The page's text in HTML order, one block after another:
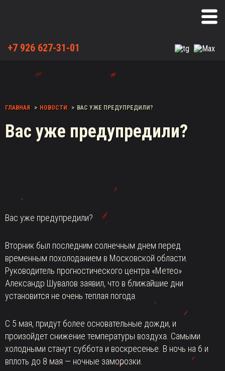
+7 926 627-31-01
ГЛАВНАЯ НОВОСТИ ВАС УЖЕ ПРЕДУПРЕДИЛИ?
Вас уже предупредили?
Вас уже предупредили?
Вторник был последним солнечным днем перед
временным похолоданием в Московской области.
Руководитель прогностического центра «Метео»
Александр Шувалов заявил, что в ближайшие дни
установится не очень теплая погода.
С 5 мая, придут более основательные дожди, и
произойдет снижение температуры воздуха. Самыми
холодными станут суббота и воскресенье. В ночь на 6 и
вплоть до 8 мая — ночные заморозки.